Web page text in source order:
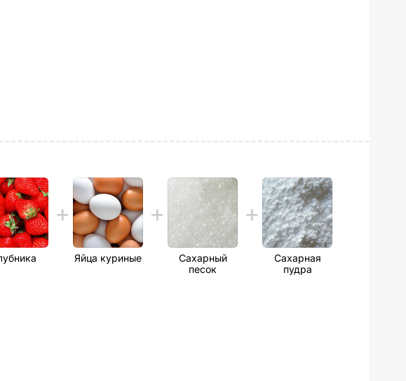
Яйца куриные
Сахарный
песок
Сахарная
пудра